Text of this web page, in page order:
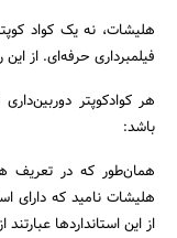
هلیشات، نه یک کواد
فیلمبرداری حرفه‌ای. از این
هر کوادکوپتر
باشد:‌
همان‌طور که در تعریف
هلیشات نامید که دارای
از این استانداردها عبارتند